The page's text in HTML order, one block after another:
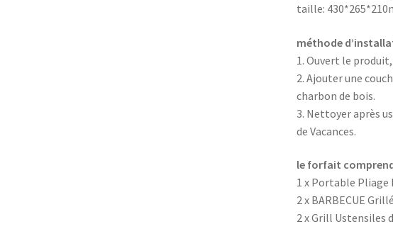
taille:
méthode
1. Ouvert le
2. Ajouter une
charbon de bois.
3. Nettoyer après
de Vacances.
le forfait
1 x Portable Pliage
2 x BARBECUE
2 x Grill Ustensiles